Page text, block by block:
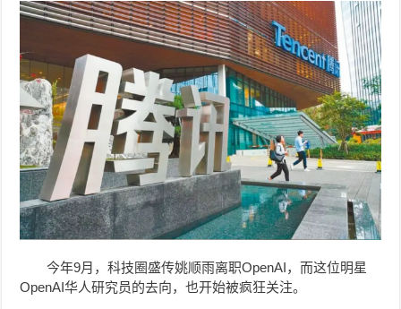
今年9月，科技圈盛传姚顺雨离职OpenAI，而这位明星
OpenAI华人研究员的去向，也开始被疯狂关注。